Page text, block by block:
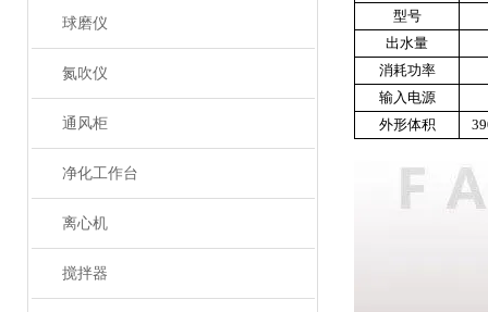
球磨仪
氮吹仪
通风柜
净化工作台
离心机
搅拌器
型号
出水量
消耗功率
输入电源
外形体积